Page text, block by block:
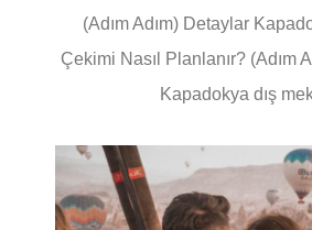
(Adım Adım) Detaylar
Çekimi Nasıl Planlanır? (Adım
Kapadokya dış